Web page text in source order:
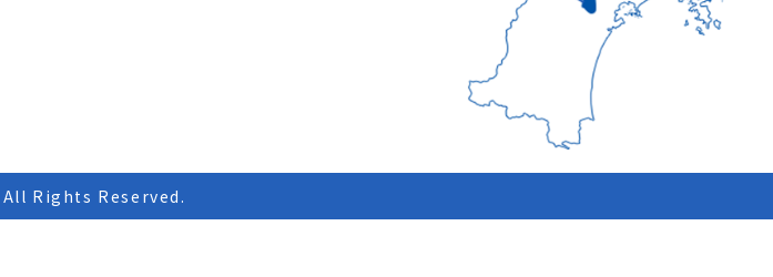
Rights Reserved.